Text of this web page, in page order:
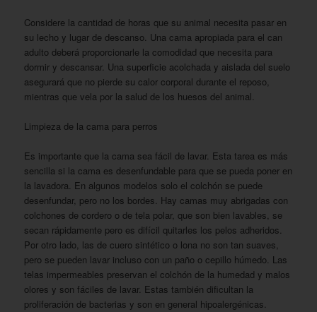
Considere la cantidad de horas que su animal necesita pasar en
su lecho y lugar de descanso. Una cama apropiada para el can
adulto deberá proporcionarle la comodidad que necesita para
dormir y descansar. Una superficie acolchada y aislada del suelo
asegurará que no pierde su calor corporal durante el reposo,
mientras que vela por la salud de los huesos del animal.
Limpieza de la cama para perros
Es importante que la cama sea fácil de lavar. Esta tarea es más
sencilla si la cama es desenfundable para que se pueda poner en
la lavadora. En algunos modelos solo el colchón se puede
desenfundar, pero no los bordes. Hay camas muy abrigadas con
colchones de cordero o de tela polar, que son bien lavables, se
secan rápidamente pero es difícil quitarles los pelos adheridos.
Por otro lado, las de cuero sintético o lona no son tan suaves,
pero se pueden lavar incluso con un paño o cepillo húmedo. Las
telas impermeables preservan el colchón de la humedad y malos
olores y son fáciles de lavar. Estas también dificultan la
proliferación de bacterias y son en general hipoalergénicas.